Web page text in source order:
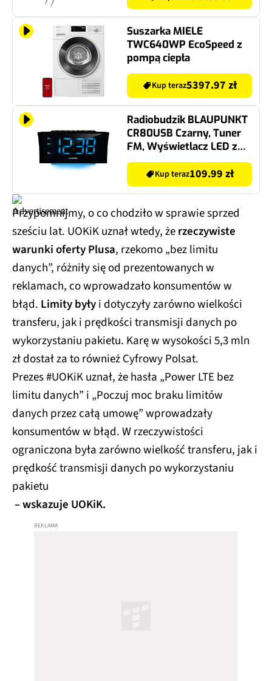
Suszarka MIELE
TWC640WP EcoSpeed z
pompą ciepła
Kup teraz5397.97 zł
Radiobudzik BLAUPUNKT
CR80USB Czarny, Tuner
FM, Wyświetlacz LED z
podświetleniem, Czujnik
temperatury, Zasilanie
Bateryjno-sieciowe
Kup teraz109.99 zł
Przypomnijmy, o co chodziło w sprawie sprzed
sześciu lat. UOKiK uznał wtedy, żerzeczywiste
warunki oferty Plusa, rzekomo „bez limitu
danych”, różniły się od prezentowanych w
reklamach, co wprowadzało konsumentów w
błąd. Limity byłyi dotyczyły zarówno wielkości
transferu, jak i prędkości transmisji danych po
wykorzystaniu pakietu. Karę w wysokości 5,3 mln
zł dostał za to również Cyfrowy Polsat.
Prezes #UOKiK uznał, że hasła „Power LTE bez
limitu danych” i „Poczuj moc braku limitów
danych przez całą umowę” wprowadzały
konsumentów w błąd. W rzeczywistości
ograniczona była zarówno wielkość transferu, jak i
prędkość transmisji danych po wykorzystaniu
pakietu
– wskazuje UOKiK.